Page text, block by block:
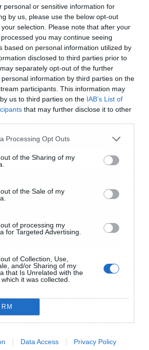
personal or sensitive information for
by us, please use the below opt-out
selection. Please note that after your
you may continue seeing
based on personal information utilized by
disclosed to third parties prior to
separately opt-out of the further
information by third parties on the
participants. This information may
us to third parties on the IAB’s List of
that may further disclose it to other
Processing Opt Outs
of the Sharing of my
of the Sale of my
of processing my
for Targeted Advertising.
of Collection, Use,
and/or Sharing of my
that Is Unrelated with the
it was collected.
Data Access Privacy Policy
καθιστώντας το μοντέλο μια
απέναντι σε
7 Pro
7 Proαπευθύνεται κυρίως σε
υψηλές επιδόσεις. Με
Snapdragon 8 Elite, μπαταρία
γρήγορη φόρτιση
, το
στην ταχύτητα, την αυτονομία
χρήση. Η φωτεινότητα της
έως τα6.500 nits
, στοιχείο που
ισχυρό για χρήση σε
10 Proδιαφοροποιείται από
χάρη στο λογισμικό και στις
νοημοσύνης. Με
Tensor G5
συνολική εμπειρία Android.
στο
την πολιτική απορρήτου